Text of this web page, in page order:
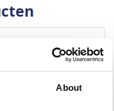
About